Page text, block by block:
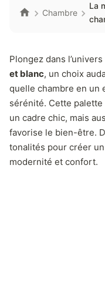
Chambre
La
Plongez dans
et blanc, un choix
quelle chambre en un
sérénité. Cette
un cadre chic, mais
favorise le bien-être.
tonalités pour créer
modernité et confort.